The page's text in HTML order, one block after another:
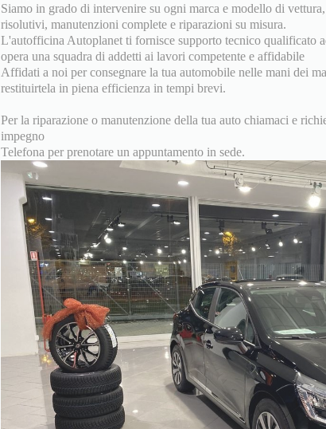
Siamo in grado di intervenire su ogni marca e modello di
risolutivi, manutenzioni complete e riparazioni su misura.
L'autofficina Autoplanet ti fornisce supporto tecnico qualificato
opera una squadra di addetti ai lavori competente e affidabile
Affidati a noi per consegnare la tua automobile nelle mani dei
restituirtela in piena efficienza in tempi brevi.
Per la riparazione o manutenzione della tua auto chiamaci e
impegno
Telefona per prenotare un appuntamento in sede.